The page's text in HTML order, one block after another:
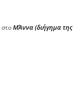
στοΜΆννα (διήγημα της